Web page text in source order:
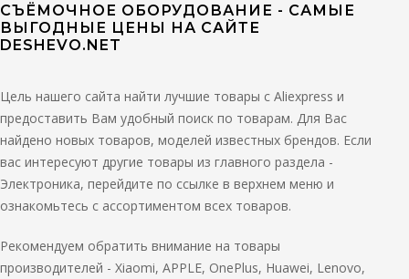
СЪЁМОЧНОЕ ОБОРУДОВАНИЕ - САМЫЕ
ВЫГОДНЫЕ ЦЕНЫ НА САЙТЕ
DESHEVO.NET
Цель нашего сайта найти лучшие товары с Aliexpress и
предоставить Вам удобный поиск по товарам. Для Вас
найдено новых товаров, моделей известных брендов. Если
вас интересуют другие товары из главного раздела -
Электроника, перейдите по ссылке в верхнем меню и
ознакомьтесь с ассортиментом всех товаров.
Рекомендуем обратить внимание на товары
производителей - Xiaomi, APPLE, OnePlus, Huawei, Lenovo,